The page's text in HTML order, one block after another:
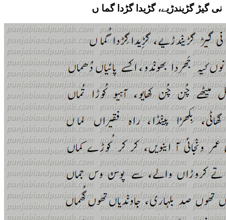
نی گیڑ گڑیندڑیے، گڑیدا گڑدا گما ں